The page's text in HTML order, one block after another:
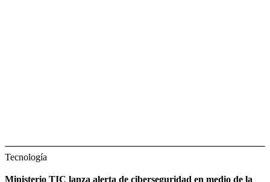
Tecnología
Ministerio TIC lanza alerta de ciberseguridad en medio de la